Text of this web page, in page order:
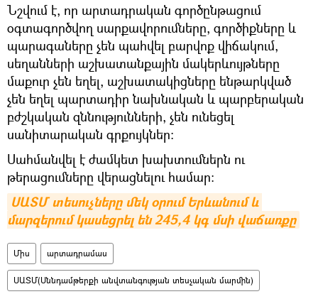
Նշվում է, որ արտադրական գործընթացում
օգտագործվող սարքավորումները, գործիքները և
պարագաները չեն պահվել բարվոք վիճակում,
սեղանների աշխատանքային մակերևույթները
մաքուր չեն եղել, աշխատակիցները ենթարկված
չեն եղել պարտադիր նախնական և պարբերական
բժշկական զննությունների, չեն ունեցել
սանիտարական գրքույկներ:
Սահմանվել է ժամկետ խախտումներն ու
թերացումները վերացնելու համար:
ՍԱՏՄ տեսուչները մեկ օրում Երևանում և
մարզերում կասեցրել են 245,4 կգ մսի վաճառքը
Միս արտադրամաս
ՍԱՏՄ(Սննդամթերքի անվտանգության տեսչական մարմին)